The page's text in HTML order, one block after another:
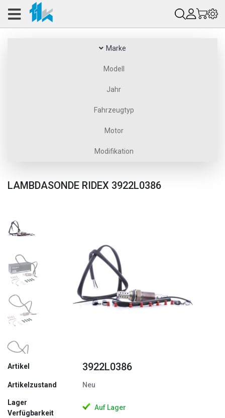
Marke
Modell
Jahr
Fahrzeugtyp
Motor
Modifikation
LAMBDASONDE RIDEX 3922L0386
Zurück
Artikel 3922L0386
Artikelzustand Neu
Lager
Verfügbarkeit
Auf Lager